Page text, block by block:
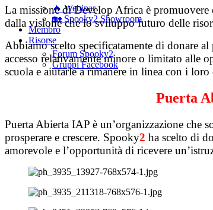
🔥 Webinar
🏡 Spooky2 Showroom
Membro
Risorse
Forum Spooky2
Gruppi Facebook
La missione di Develop Africa è
dalla visione che lo sviluppo futuro delle
Abbiamo scelto specificatamente di donare
accesso relativamente minore o limitato alle
scuola e aiutarle a rimanere in linea con i
Puerta
Puerta Abierta IAP è un’organizzazione
prosperare e crescere. Spooky2 ha scelto di
amorevole e l’opportunità di ricevere